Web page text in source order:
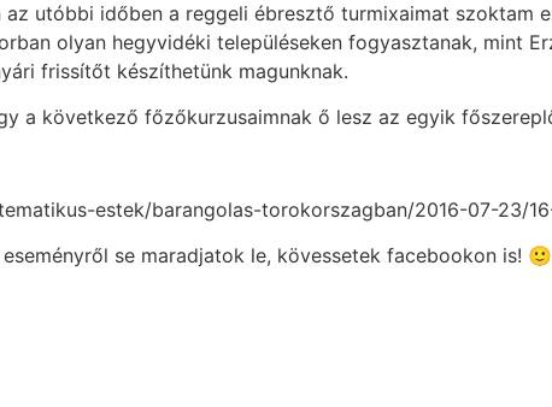
utóbbi időben a reggeli ébresztő turmixaimat szoktam
olyan hegyvidéki településeken fogyasztanak, mint
frissítőt készíthetünk magunknak.
a következő főzőkurzusaimnak ő lesz az egyik
estek/barangolas-torokorszagban/2016-07-23/
se maradjatok le, kövessetek facebookon is! 🙂